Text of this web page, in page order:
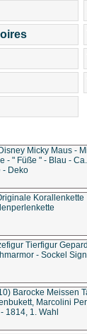
Micky Maus -
- " Füße " - Blau -
- Deko
Korallenkette
Tierfigur
- Sockel
Barocke Meissen
Marcolini
1814, 1. Wahl